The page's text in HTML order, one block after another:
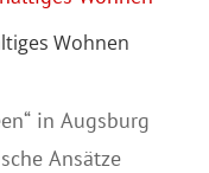
Wohnen
in Augsburg
Ansätze